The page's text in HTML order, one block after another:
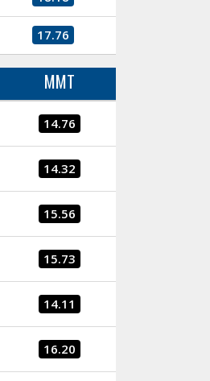
17.76
MMT
14.76
14.32
15.56
15.73
14.11
16.20